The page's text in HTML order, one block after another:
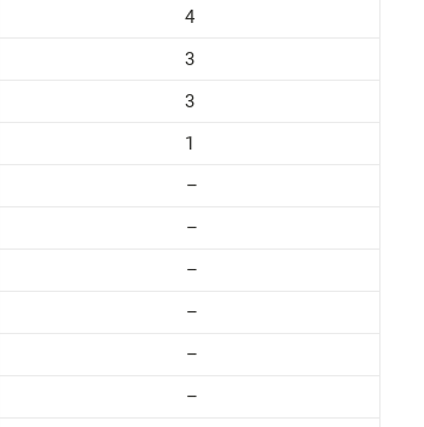
4
3
3
1
–
–
–
–
–
–